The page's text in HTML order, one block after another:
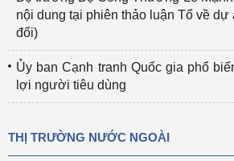
nội dung tại phiên thảo luận Tổ về dự
đổi)
Ủy ban Cạnh tranh Quốc gia phổ
lợi người tiêu dùng
THỊ TRƯỜNG NƯỚC NGOÀI